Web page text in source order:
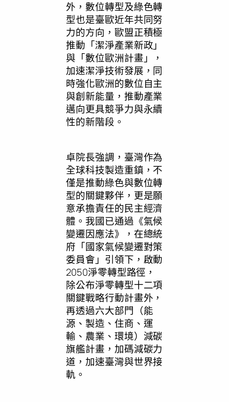
外，數位轉型及綠色轉
型也是臺歐近年共同努
力的方向，歐盟正積極
推動「潔淨產業新政」
與「數位歐洲計畫」，
加速潔淨技術發展，同
時強化歐洲的數位自主
與創新能量，推動產業
邁向更具競爭力與永續
性的新階段。
卓院長強調，臺灣作為
全球科技製造重鎮，不
僅是推動綠色與數位轉
型的關鍵夥伴，更是願
意承擔責任的民主經濟
體。我國已通過《氣候
變遷因應法》，在總統
府「國家氣候變遷對策
委員會」引領下，啟動
2050淨零轉型路徑，
除公布淨零轉型十二項
關鍵戰略行動計畫外，
再透過六大部門（能
源、製造、住商、運
輸、農業、環境）減碳
旗艦計畫，加碼減碳力
道，加速臺灣與世界接
軌。